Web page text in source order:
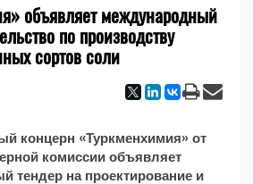
объявляет международный
по производству
сортов соли
концерн «Туркменхимия» от
комиссии объявляет
тендер на проектирование и